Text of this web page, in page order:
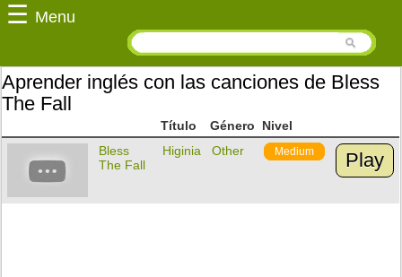
☰ Menu
Aprender inglés con las canciones de Bless
The Fall
Título Género
Nivel
Bless
The Fall
Higinia Other Medium Play